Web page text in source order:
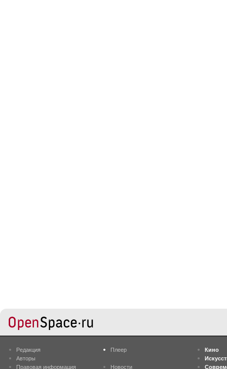
Редакция
Авторы
Правовая информация
Плеер
Новости
Кино